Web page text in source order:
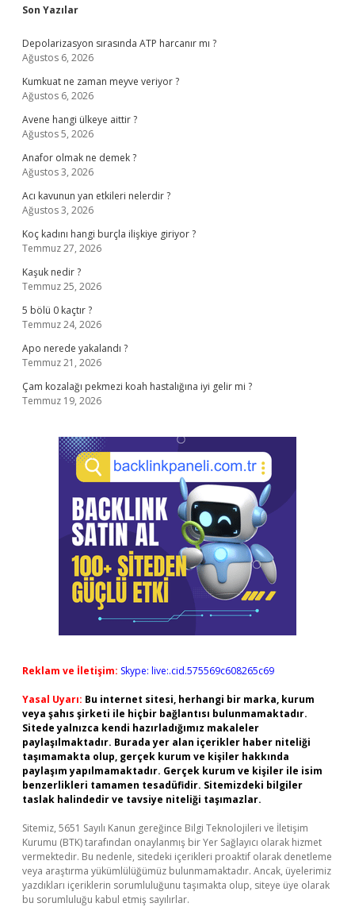
Sidebar
Son Yazılar
Depolarizasyon sırasında ATP harcanır mı ?
Ağustos 6, 2026
Kumkuat ne zaman meyve veriyor ?
Ağustos 6, 2026
Avene hangi ülkeye aittir ?
Ağustos 5, 2026
Anafor olmak ne demek ?
Ağustos 3, 2026
Acı kavunun yan etkileri nelerdir ?
Ağustos 3, 2026
Koç kadını hangi burçla ilişkiye giriyor ?
Temmuz 27, 2026
Kaşuk nedir ?
Temmuz 25, 2026
5 bölü 0 kaçtır ?
Temmuz 24, 2026
Apo nerede yakalandı ?
Temmuz 21, 2026
Çam kozalağı pekmezi koah hastalığına iyi gelir mi ?
Temmuz 19, 2026
Reklam ve İletişim: Skype: live:.cid.575569c608265c69
Yasal Uyarı: Bu internet sitesi, herhangi bir marka, kurum
veya şahıs şirketi ile hiçbir bağlantısı bulunmamaktadır.
Sitede yalnızca kendi hazırladığımız makaleler
paylaşılmaktadır. Burada yer alan içerikler haber niteliği
taşımamakta olup, gerçek kurum ve kişiler hakkında
paylaşım yapılmamaktadır. Gerçek kurum ve kişiler ile isim
benzerlikleri tamamen tesadüfidir. Sitemizdeki bilgiler
taslak halindedir ve tavsiye niteliği taşımazlar.
Sitemiz, 5651 Sayılı Kanun gereğince Bilgi Teknolojileri ve İletişim
Kurumu (BTK) tarafından onaylanmış bir Yer Sağlayıcı olarak hizmet
vermektedir. Bu nedenle, sitedeki içerikleri proaktif olarak denetleme
veya araştırma yükümlülüğümüz bulunmamaktadır. Ancak, üyelerimiz
yazdıkları içeriklerin sorumluluğunu taşımakta olup, siteye üye olarak
bu sorumluluğu kabul etmiş sayılırlar.